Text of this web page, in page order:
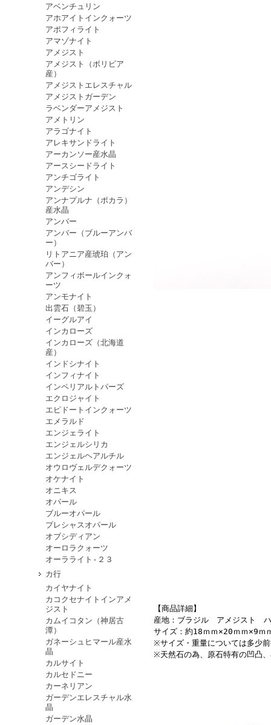
アベンチュリン
アホアイトインクォーツ
アポフィライト
アマゾナイト
アメジスト
アメジスト（ボリビア
産）
アメジストエレスチャル
アメジストガーデン
ラベンダーアメジスト
アメトリン
アラゴナイト
アレキサンドライト
アーカンソー産水晶
アースシードライト
アンチゴライト
アンデシン
アンナプルナ（ポカラ）
産水晶
アンバー
アンバー（ブルーアンバ
ー）
リトアニア産琥珀（アン
バー）
アンフィボールインクォ
ーツ
アンモナイト
出雲石（碧玉）
イーグルアイ
インカローズ
インカローズ（北海道
産）
インドシナイト
インフィナイト
インペリアルトパーズ
エクロジャイト
エピドートインクォーツ
エメラルド
エンジェライト
エンジェルシリカ
エンジェルヘアルチル
オウロヴェルデクォーツ
オケナイト
オニキス
オパール
ブルーオパール
プレシャスオパール
オブシディアン
オーロラクォーツ
オーラライト-２３
カ行
カイヤナイト
カコクセナイトインアメ
ジスト
カムイコタン（神居古
潭）
ガネーシュヒマール産水
晶
カルサイト
カルセドニー
カーネリアン
ガーデンエレスチャル水
晶
ガーデン水晶
【商品詳細】
産地：ブラジル アメジスト
サイズ：約18ｍｍ×20ｍｍ×9
※サイズ・重量については多少
※天然石の為、原石特有の凹凸